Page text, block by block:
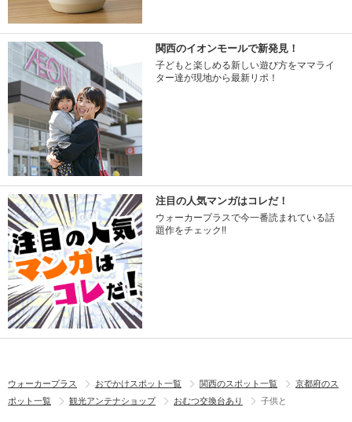
関西のイオンモールで新発見！
子どもと楽しめる新しい遊び方をママライ
ター達が現地から最新リポ！
注目の人気マンガはコレだ！
ウォーカープラスで今一番読まれている話
題作をチェック!!
ウォーカープラス おでかけスポット一覧 関西のスポット一覧
京都府のス
ポット一覧
観光アンテナショップ おむつ交換台あり 子供と